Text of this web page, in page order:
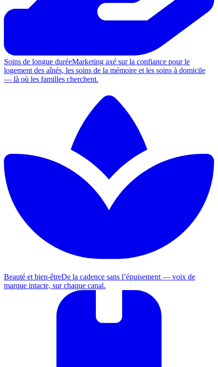
Soins de longue duréeMarketing axé sur la confiance pour le
logement des aînés, les soins de la mémoire et les soins à domicile
— là où les familles cherchent.
Beauté et bien-êtreDe la cadence sans l’épuisement — voix de
marque intacte, sur chaque canal.